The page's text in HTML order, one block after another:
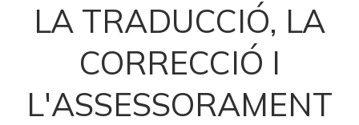
LA TRADUCCIÓ, LA
CORRECCIÓ I
L'ASSESSORAMENT